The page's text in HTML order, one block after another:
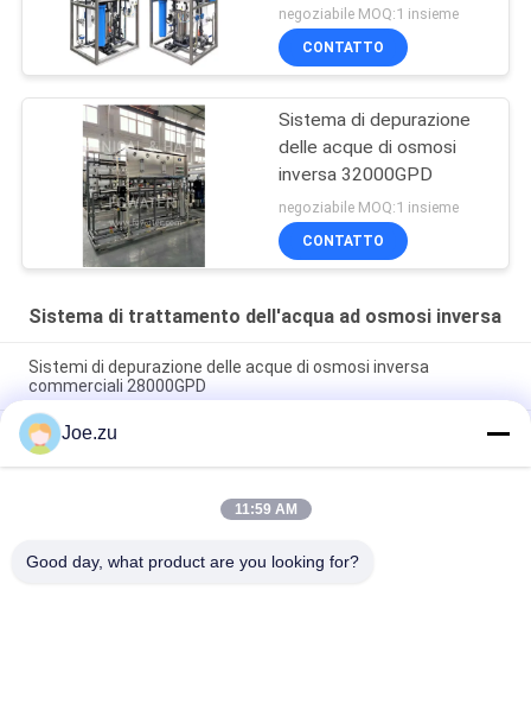
negoziabile MOQ:1 insieme
CONTATTO
Sistema di depurazione
delle acque di osmosi
inversa 32000GPD
negoziabile MOQ:1 insieme
CONTATTO
Sistema di trattamento dell'acqua ad osmosi inversa
Sistemi di depurazione delle acque di osmosi inversa
commerciali 28000GPD
Sistema di depurazione delle acque di osmosi inversa
commerciale 36000GPD
Sistema di trattamento delle acque ad osmosi inversa
intelligente per monitoraggio remoto IoT 100TPD PLC
Joe.zu
11:59 AM
Good day, what product are you looking for?